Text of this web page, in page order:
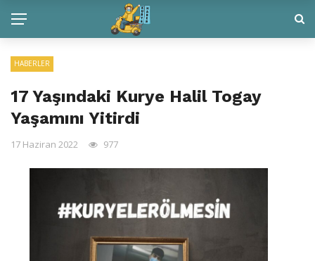
HABERLER
17 Yaşındaki Kurye Halil Togay
Yaşamını Yitirdi
17 Haziran 2022 977